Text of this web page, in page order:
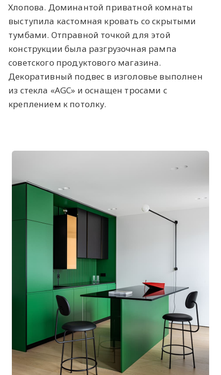
Хлопова. Доминантой приватной комнаты
выступила кастомная кровать со скрытыми
тумбами. Отправной точкой для этой
конструкции была разгрузочная рампа
советского продуктового магазина.
Декоративный подвес в изголовье выполнен
из стекла «AGC» и оснащен тросами с
креплением к потолку.